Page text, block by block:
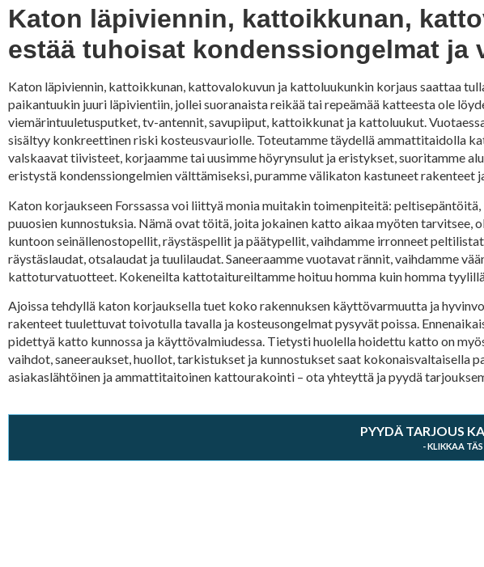
Katon läpiviennin, kattoikkunan,
estää tuhoisat kondenssiongelmat ja
Katon läpiviennin, kattoikkunan, kattovalokuvun ja kattoluukunkin korjaus saattaa
paikantuukin juuri läpivientiin, jollei suoranaista reikää tai repeämää katteesta ole
viemärintuuletusputket, tv-antennit, savupiiput, kattoikkunat ja kattoluukut.
sisältyy konkreettinen riski kosteusvauriolle. Toteutamme täydellä ammattitaidolla
valskaavat tiivisteet, korjaamme tai uusimme höyrynsulut ja eristykset, suoritamme
eristystä kondenssiongelmien välttämiseksi, puramme välikaton kastuneet rakenteet
Katon korjaukseen Forssassa voi liittyä monia muitakin toimenpiteitä:
puuosien kunnostuksia. Nämä ovat töitä, joita jokainen katto aikaa myöten tarvitsee,
kuntoon seinällenostopellit, räystäspellit ja päätypellit, vaihdamme irronneet
räystäslaudat, otsalaudat ja tuulilaudat. Saneeraamme vuotavat rännit, vaihdamme
kattoturvatuotteet. Kokeneilta kattotaitureiltamme hoituu homma kuin homma
Ajoissa tehdyllä katon korjauksella tuet koko rakennuksen käyttövarmuutta ja
rakenteet tuulettuvat toivotulla tavalla ja kosteusongelmat pysyvät poissa.
pidettyä katto kunnossa ja käyttövalmiudessa. Tietysti huolella hoidettu katto on
vaihdot, saneeraukset, huollot, tarkistukset ja kunnostukset saat kokonaisvaltaisella
asiakaslähtöinen ja ammattitaitoinen kattourakointi – ota yhteyttä ja pyydä
PYYDÄ TARJOUS